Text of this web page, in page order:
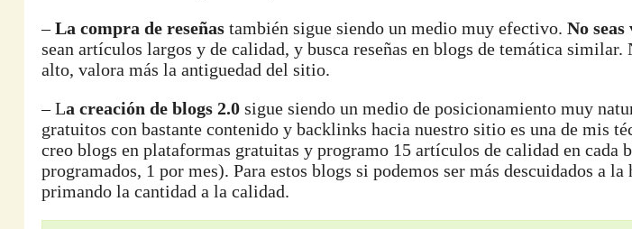
–La compra de reseñas también sigue siendo un medio muy efectivo. No
sean artículos largos y de calidad, y busca reseñas en blogs de temática
alto, valora más la antiguedad del sitio.
– La creación de blogs 2.0 sigue siendo un medio de posicionamiento muy
gratuitos con bastante contenido y backlinks hacia nuestro sitio es una de mis
creo blogs en plataformas gratuitas y programo 15 artículos de calidad en cada
programados, 1 por mes). Para estos blogs si podemos ser más descuidados a
primando la cantidad a la calidad.